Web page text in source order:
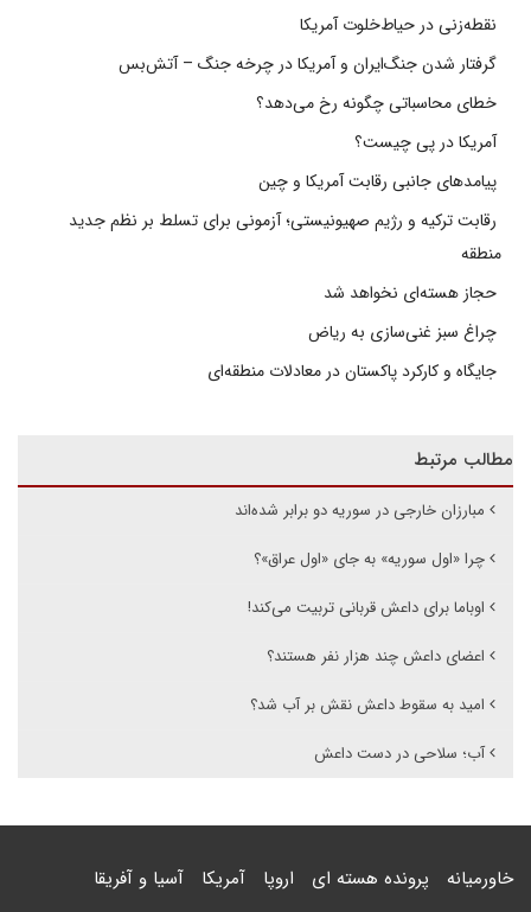
نقطه‌زنی در حیاط‌خلوت آمریکا
گرفتار شدن جنگ‌ایران و آمریکا در چرخه جنگ – آتش‌بس
خطای محاسباتی چگونه رخ می‌دهد؟
آمریکا در پی چیست؟
پیامدهای جانبی رقابت آمریکا و چین
رقابت ترکیه و رژیم صهیونیستی؛ آزمونی برای تسلط بر نظم جدید
منطقه
حجاز هسته‌ای نخواهد شد
چراغ سبز غنی‌سازی به ریاض
جایگاه و کارکرد پاکستان در معادلات منطقه‌ای
مطالب مرتبط
مبارزان خارجی در سوریه دو برابر شده‌اند
چرا «اول سوریه» به جای «اول عراق»؟
اوباما برای داعش قربانی تربیت می‌کند!
اعضای داعش چند هزار نفر هستند؟
امید به سقوط داعش نقش بر آب شد؟
آب؛ سلاحی در دست داعش
خاورمیانه پرونده هسته ای اروپا آمریکا آسیا و آفریقا